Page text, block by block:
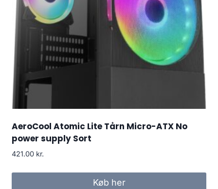
AeroCool Atomic Lite Tårn Micro-ATX No
power supply Sort
421.00 kr.
Køb her